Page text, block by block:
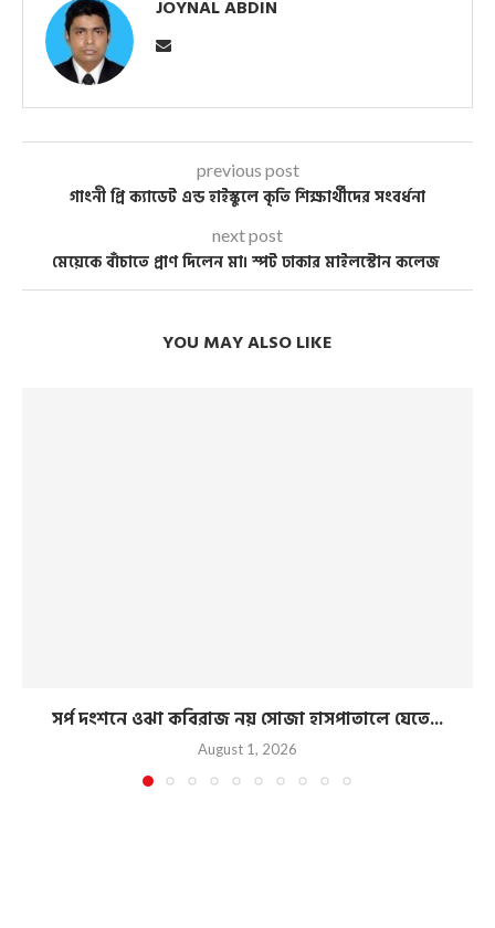
JOYNAL ABDIN
previous post
গাংনী প্রি ক্যাডেট এন্ড হাইস্কুলে কৃতি শিক্ষার্থীদের সংবর্ধনা
next post
মেয়েকে বাঁচাতে প্রাণ দিলেন মা। স্পট ঢাকার মাইলস্টোন কলেজ
YOU MAY ALSO LIKE
সর্প দংশনে ওঝা কবিরাজ নয় সোজা হাসপাতালে যেতে...
August 1, 2026